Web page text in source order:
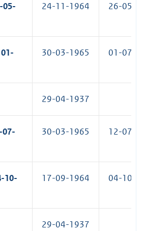
05-
24-11-1964 26-05-
30-03-1965 01-07-
29-04-1937
07-
30-03-1965 12-07-
10-
17-09-1964 04-10-
29-04-1937